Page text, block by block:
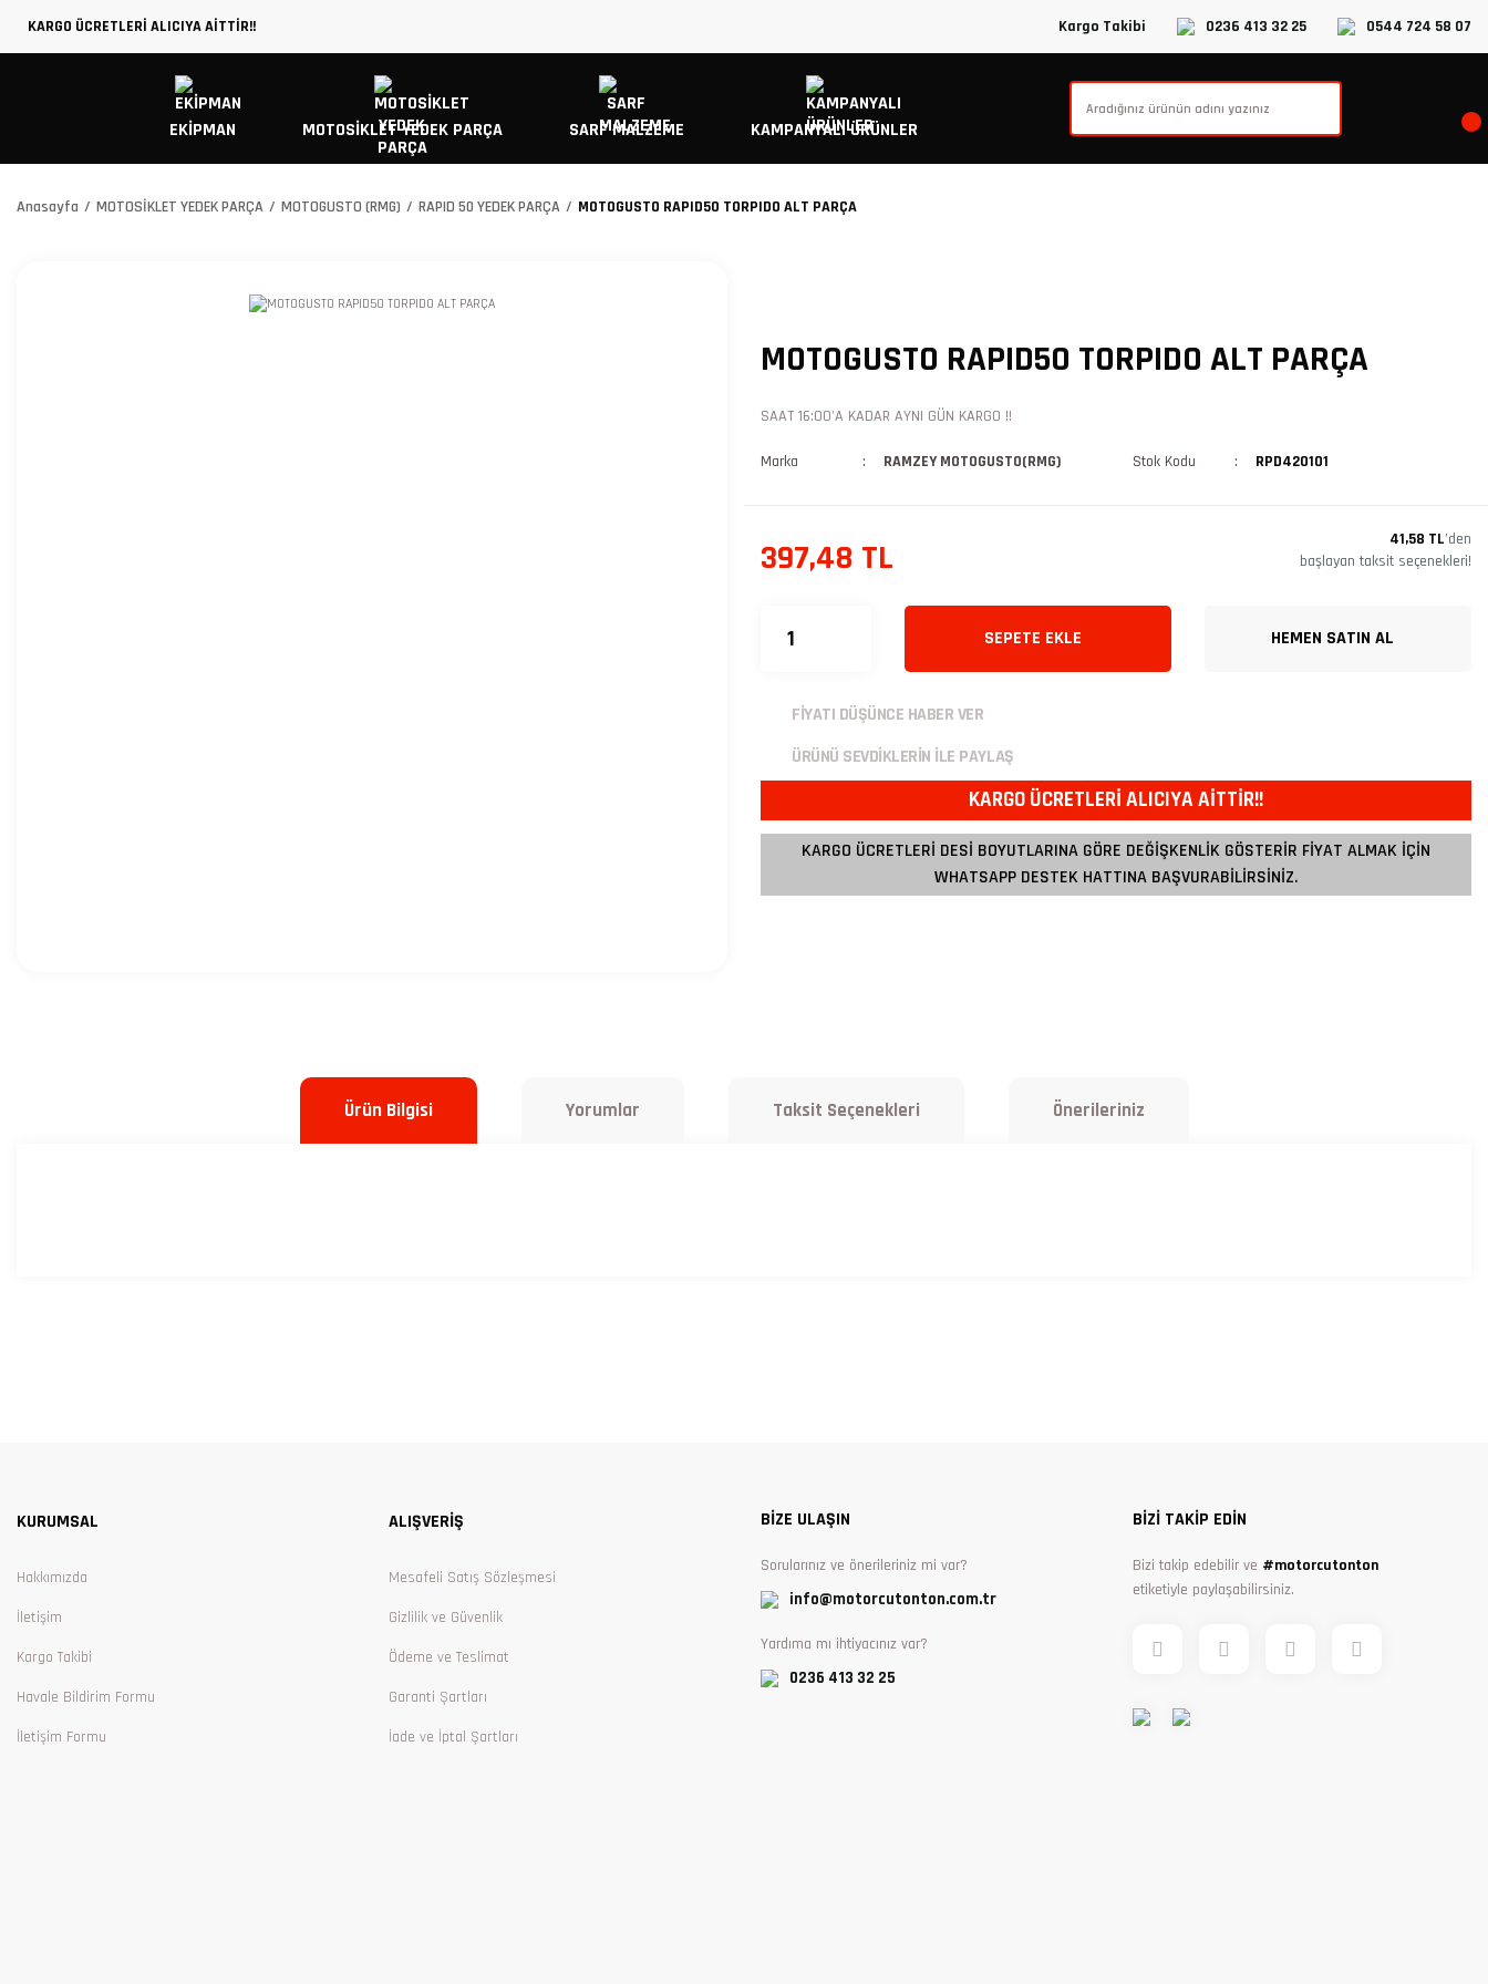
KARGO ÜCRETLERİ ALICIYA AİTTİR!! Kargo Takibi 0236 413 32 25 0544 724 58 07
EKİPMAN MOTOSİKLET YEDEK PARÇA SARF MALZEME KAMPANYALI ÜRÜNLER
Anasayfa MOTOSİKLET YEDEK PARÇA MOTOGUSTO (RMG) RAPID 50 YEDEK PARÇA MOTOGUSTO RAPID50 TORPIDO ALT PARÇA
MOTOGUSTO RAPID50 TORPIDO ALT PARÇA
SAAT 16:00'A KADAR AYNI GÜN KARGO !!
Marka RAMZEY MOTOGUSTO(RMG) Stok Kodu RPD420101
397,48 TL 41,58 TL’den
başlayan taksit seçenekleri!
SEPETE EKLE HEMEN SATIN AL
FİYATI DÜŞÜNCE HABER VER
ÜRÜNÜ SEVDİKLERİN İLE PAYLAŞ
KARGO ÜCRETLERİ ALICIYA AİTTİR!!
KARGO ÜCRETLERİ DESİ BOYUTLARINA GÖRE DEĞİŞKENLİK GÖSTERİR FİYAT ALMAK İÇİN
WHATSAPP DESTEK HATTINA BAŞVURABİLİRSİNİZ.
Ürün Bilgisi Yorumlar Taksit Seçenekleri Önerileriniz
KURUMSAL
Hakkımızda
İletişim
Kargo Takibi
Havale Bildirim Formu
İletişim Formu
ALIŞVERİŞ
Mesafeli Satış Sözleşmesi
Gizlilik ve Güvenlik
Ödeme ve Teslimat
Garanti Şartları
İade ve İptal Şartları
BİZE ULAŞIN
Sorularınız ve önerileriniz mi var?
info@motorcutonton.com.tr
Yardıma mı ihtiyacınız var?
0236 413 32 25
BİZİ TAKİP EDİN
Bizi takip edebilir ve #motorcutonton
etiketiyle paylaşabilirsiniz.